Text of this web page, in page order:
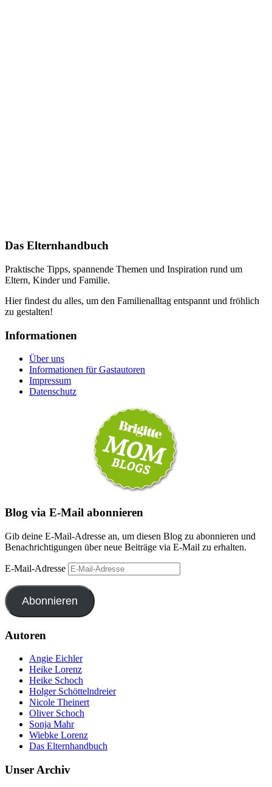
Das Elternhandbuch
Praktische Tipps, spannende Themen und Inspiration rund um
Eltern, Kinder und Familie.
Hier findest du alles, um den Familienalltag entspannt und fröhlich
zu gestalten!
Informationen
Über uns
Informationen für Gastautoren
Impressum
Datenschutz
Blog via E-Mail abonnieren
Gib deine E-Mail-Adresse an, um diesen Blog zu abonnieren und
Benachrichtigungen über neue Beiträge via E-Mail zu erhalten.
E-Mail-Adresse
Abonnieren
Autoren
Angie Eichler
Heike Lorenz
Heike Schoch
Holger Schöttelndreier
Nicole Theinert
Oliver Schoch
Sonja Mahr
Wiebke Lorenz
Das Elternhandbuch
Unser Archiv